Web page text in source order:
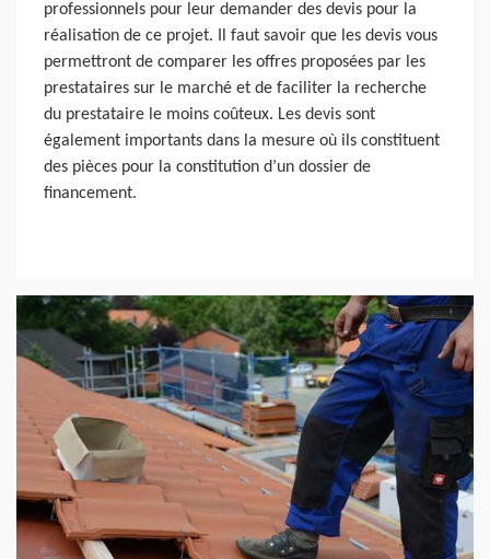
professionnels pour leur demander des devis pour la
réalisation de ce projet. Il faut savoir que les devis vous
permettront de comparer les offres proposées par les
prestataires sur le marché et de faciliter la recherche
du prestataire le moins coûteux. Les devis sont
également importants dans la mesure où ils constituent
des pièces pour la constitution d’un dossier de
financement.